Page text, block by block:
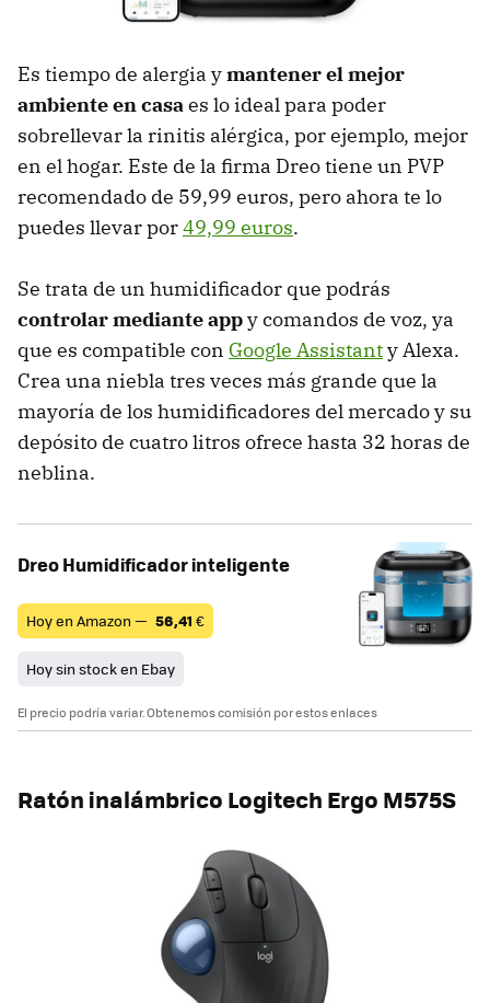
Es tiempo de alergia ymantener el mejor
ambiente en casaes lo ideal para poder
sobrellevar la rinitis alérgica, por ejemplo, mejor
en el hogar. Este de la firma Dreo tiene un PVP
recomendado de 59,99 euros, pero ahora te lo
puedes llevar por49,99 euros.
Se trata de un humidificador que podrás
controlar mediante appy comandos de voz, ya
que es compatible con Google Assistanty Alexa.
Crea una niebla tres veces más grande que la
mayoría de los humidificadores del mercado y su
depósito de cuatro litros ofrece hasta 32 horas de
neblina.
Dreo Humidificador inteligente
Hoy en Amazon — 56,41 €
Hoy sin stock en Ebay
El precio podría variar. Obtenemos comisión por estos enlaces
Ratón inalámbrico Logitech Ergo M575S